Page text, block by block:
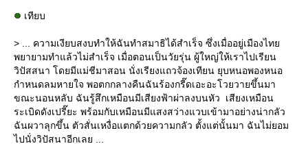
เทียบ
> ... ความเงียบสงบทำให้ฉันทำสมาธิได้สำเร็จ ซึ่งเมื่ออยู่เมืองไท
พยายามทำแล้วไม่สำเร็จ เมื่อตอนเป็นวัยรุ่น ผู้ใหญ่ให้เราไปเรียน
วิปัสสนา โดยมีแม่ชีมาสอน นั่งเรียงแถวจ้องเทียน ยุบหนอพองหนอ
กำหนดลมหายใจ พอตกกลางคืนฉันร้องกรี๊ดเอะอะโวยวายขึ้นมา
ขณะนอนหลับ ฉันรู้สึกเหมือนมีเสียงฟ้าผ่าลงบนหัว เสียงเหมือน
ระเบิดดังเปรี๊ยะ พร้อมกับเหมือนมีแสงสว่างแวบเข้ามาอย่างน่ากลัว
ฉันผวาลุกขึ้น ตัวสั่นเหงื่อแตกด้วยความกลัว ตั้งแต่นั้นมา ฉันไม่ยอม
ไปนั่งวิปัสนาอีกเลย ...